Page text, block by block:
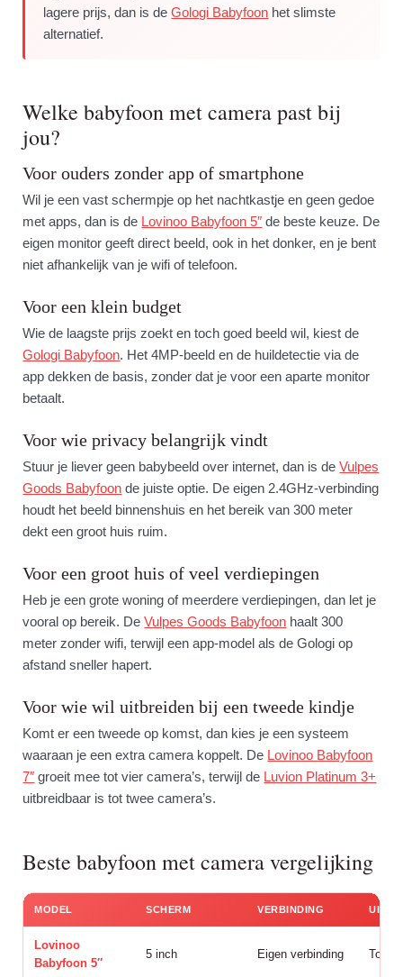
lagere prijs, dan is deGologi Babyfoon het slimste
alternatief.
Welke babyfoon met camera past bij
jou?
Voor ouders zonder app of smartphone
Wil je een vast schermpje op het nachtkastje en geen gedoe
met apps, dan is de Lovinoo Babyfoon 5″ de beste keuze. De
eigen monitor geeft direct beeld, ook in het donker, en je bent
niet afhankelijk van je wifi of telefoon.
Voor een klein budget
Wie de laagste prijs zoekt en toch goed beeld wil, kiest de
Gologi Babyfoon. Het 4MP-beeld en de huildetectie via de
app dekken de basis, zonder dat je voor een aparte monitor
betaalt.
Voor wie privacy belangrijk vindt
Stuur je liever geen babybeeld over internet, dan is deVulpes
Goods Babyfoon de juiste optie. De eigen 2.4GHz-verbinding
houdt het beeld binnenshuis en het bereik van 300 meter
dekt een groot huis ruim.
Voor een groot huis of veel verdiepingen
Heb je een grote woning of meerdere verdiepingen, dan let je
vooral op bereik. DeVulpes Goods Babyfoon haalt 300
meter zonder wifi, terwijl een app-model als de Gologi op
afstand sneller hapert.
Voor wie wil uitbreiden bij een tweede kindje
Komt er een tweede op komst, dan kies je een systeem
waaraan je een extra camera koppelt. De Lovinoo Babyfoon
7″ groeit mee tot vier camera’s, terwijl de Luvion Platinum 3+
uitbreidbaar is tot twee camera’s.
Beste babyfoon met camera vergelijking
MODEL SCHERM VERBINDING
Lovinoo
Babyfoon 5″
5 inch Eigen verbinding Tot 4